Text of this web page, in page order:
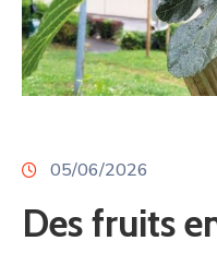
05/06/2026
Des fruits